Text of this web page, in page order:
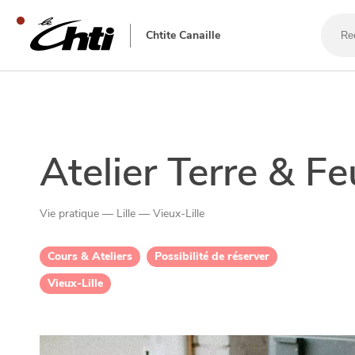
Chtite Canaille
bar,
Atelier Terre &
Vie pratique — Lille — Vieux-Lille
Cours & Ateliers
Possibilité de réserver
Vieux-Lille
SORTIR